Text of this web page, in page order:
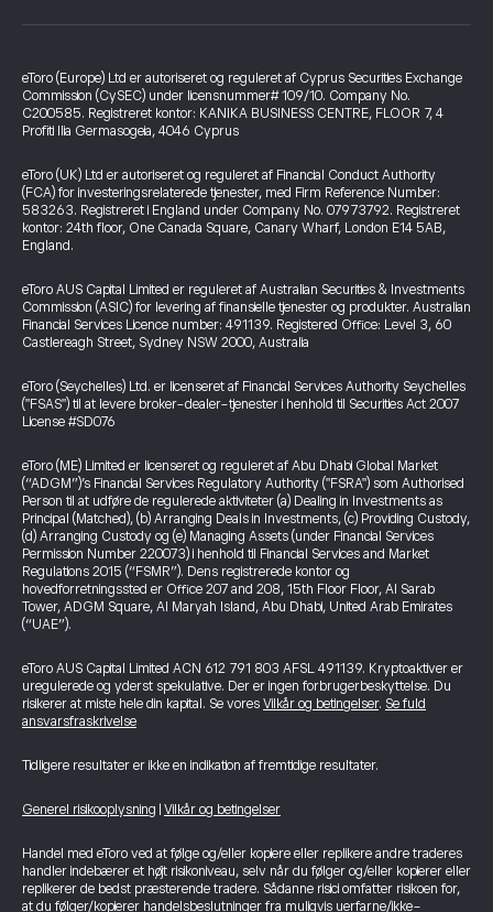
eToro (Europe) Ltd er autoriseret og reguleret af Cyprus Securities Exchange
Commission (CySEC) under licensnummer# 109/10. Company No.
C200585. Registreret kontor: KANIKA BUSINESS CENTRE, FLOOR 7, 4
Profiti Ilia Germasogeia, 4046 Cyprus
eToro (UK) Ltd er autoriseret og reguleret af Financial Conduct Authority
(FCA) for investeringsrelaterede tjenester, med Firm Reference Number:
583263. Registreret i England under Company No. 07973792. Registreret
kontor: 24th floor, One Canada Square, Canary Wharf, London E14 5AB,
England.
eToro AUS Capital Limited er reguleret af Australian Securities & Investments
Commission (ASIC) for levering af finansielle tjenester og produkter. Australian
Financial Services Licence number: 491139. Registered Office: Level 3, 60
Castlereagh Street, Sydney NSW 2000, Australia
eToro (Seychelles) Ltd. er licenseret af Financial Services Authority Seychelles
("FSAS") til at levere broker-dealer-tjenester i henhold til Securities Act 2007
License #SD076
eToro (ME) Limited er licenseret og reguleret af Abu Dhabi Global Market
(“ADGM”)’s Financial Services Regulatory Authority ("FSRA") som Authorised
Person til at udføre de regulerede aktiviteter (a) Dealing in Investments as
Principal (Matched), (b) Arranging Deals in Investments, (c) Providing Custody,
(d) Arranging Custody og (e) Managing Assets (under Financial Services
Permission Number 220073) i henhold til Financial Services and Market
Regulations 2015 (“FSMR”). Dens registrerede kontor og
hovedforretningssted er Office 207 and 208, 15th Floor Floor, Al Sarab
Tower, ADGM Square, Al Maryah Island, Abu Dhabi, United Arab Emirates
(“UAE”).
eToro AUS Capital Limited ACN 612 791 803 AFSL 491139. Kryptoaktiver er
uregulerede og yderst spekulative. Der er ingen forbrugerbeskyttelse. Du
risikerer at miste hele din kapital. Se vores Vilkår og betingelser. Se fuld
ansvarsfraskrivelse
Tidligere resultater er ikke en indikation af fremtidige resultater.
Generel risikooplysning Vilkår og betingelser
Handel med eToro ved at følge og/eller kopiere eller replikere andre traderes
handler indebærer et højt risikoniveau, selv når du følger og/eller kopierer eller
replikerer de bedst præsterende tradere. Sådanne risici omfatter risikoen for,
at du følger/kopierer handelsbeslutninger fra muligvis uerfarne/ikke-